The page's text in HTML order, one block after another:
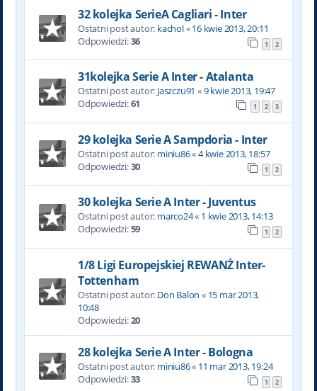
32 kolejka SerieA Cagliari - Inter
Ostatni post autor: kachol«16 kwie 2013, 20:11
Odpowiedzi:36 1 2
31kolejka Serie A Inter - Atalanta
Ostatni post autor: Jaszczu91 «9 kwie 2013, 19:47
Odpowiedzi:61 1 2 3
29 kolejka Serie A Sampdoria - Inter
Ostatni post autor: miniu86«4 kwie 2013, 18:57
Odpowiedzi:30 1 2
30 kolejka Serie A Inter - Juventus
Ostatni post autor: marco24« 1 kwie 2013, 14:13
Odpowiedzi:59 1 2
1/8 Ligi Europejskiej REWANŻ Inter-
Tottenham
Ostatni post autor: Don Balon « 15 mar 2013,
10:48
Odpowiedzi:20
28 kolejka Serie A Inter - Bologna
Ostatni post autor: miniu86« 11 mar 2013, 19:24
Odpowiedzi:33 1 2